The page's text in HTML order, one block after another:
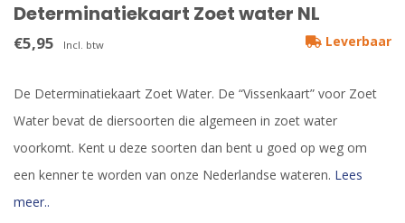
Determinatiekaart Zoet water NL
€5,95 Incl. btw Leverbaar
De Determinatiekaart Zoet Water. De “Vissenkaart” voor Zoet
Water bevat de diersoorten die algemeen in zoet water
voorkomt. Kent u deze soorten dan bent u goed op weg om
een kenner te worden van onze Nederlandse wateren. Lees
meer..